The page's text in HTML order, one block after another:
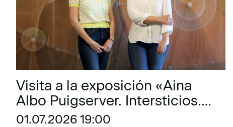
Visita a la exposición «Aina
Albo Puigserver. Intersticios.
Donde el sol dibuja el tiempo»
01.07.2026 19:00